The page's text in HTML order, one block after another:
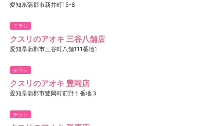
愛知県蒲郡市新井町15-8
チラシ
クスリのアオキ 三谷八舗店
愛知県蒲郡市三谷町八舗111番地1
チラシ
クスリのアオキ 豊岡店
愛知県蒲郡市豊岡町前野１番地３
チラシ